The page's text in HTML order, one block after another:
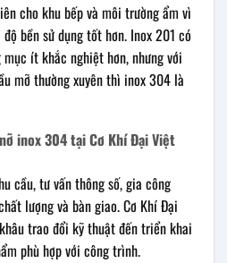
cho khu bếp và môi trường ẩm vì
bền sử dụng tốt hơn. Inox 201 có
ít khắc nghiệt hơn, nhưng với
mỡ thường xuyên thì inox 304 là
inox 304 tại Cơ Khí Đại Việt
cầu, tư vấn thông số, gia công
lượng và bàn giao. Cơ Khí Đại
trao đổi kỹ thuật đến triển khai
phù hợp với công trình.